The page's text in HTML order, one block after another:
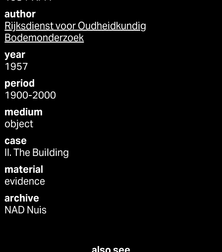
author
Rijksdienst voor Oudheidkundig
Bodemonderzoek
year
1957
period
1900-2000
medium
object
case
II. The Building
material
evidence
archive
NAD Nuis